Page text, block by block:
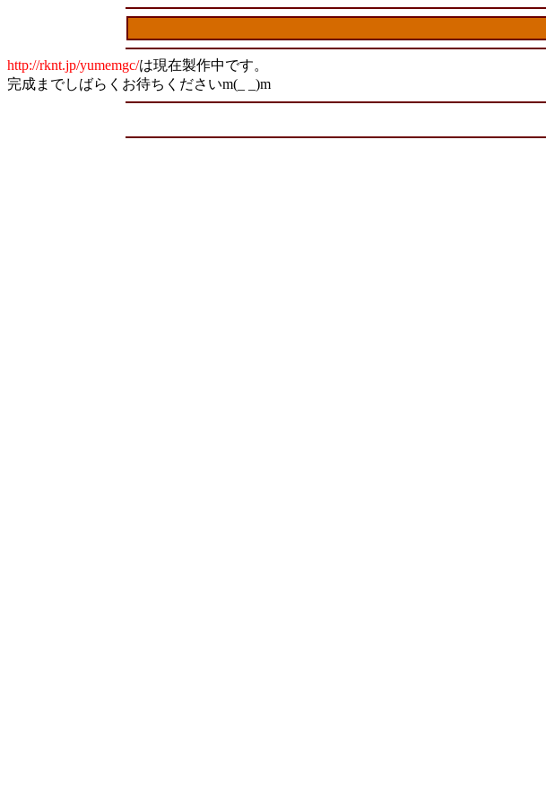
http://rknt.jp/yumemgc/は現在製作中です。
完成までしばらくお待ちくださいm(_ _)m